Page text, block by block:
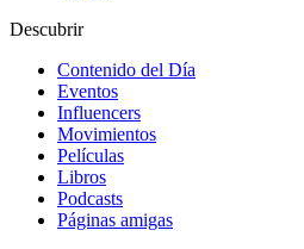
Descubrir
Contenido del Día
Eventos
Influencers
Movimientos
Películas
Libros
Podcasts
Páginas amigas